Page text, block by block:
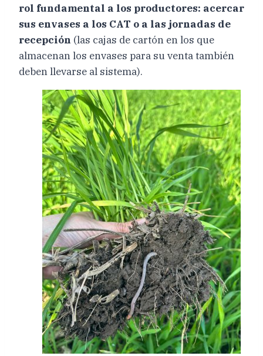
rol fundamental a los productores: acercar
sus envases a los CAT o a las jornadas de
recepción (las cajas de cartón en los que
almacenan los envases para su venta también
deben llevarse al sistema).